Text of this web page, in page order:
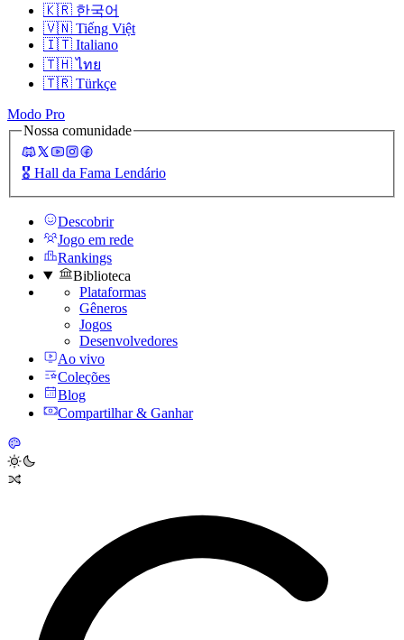
🇰🇷 한국어
🇻🇳 Tiếng Việt
🇮🇹 Italiano
🇹🇭 ไทย
🇹🇷 Türkçe
Modo Pro
Nossa comunidade
🎖️ Hall da Fama Lendário
Descobrir
Jogo em rede
Rankings
Biblioteca
Plataformas
Gêneros
Jogos
Desenvolvedores
Ao vivo
Coleções
Blog
Compartilhar & Ganhar